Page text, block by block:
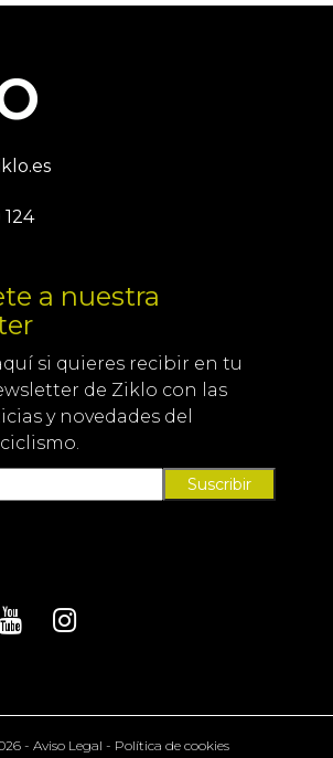
124
a nuestra
si quieres recibir en tu
de Ziklo con las
y novedades del
Suscribir
- Aviso Legal - Política de cookies